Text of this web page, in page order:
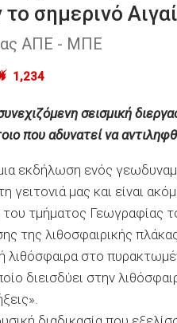
σηµερινό
ΑΠΕ - ΜΠΕ
1,234
σεισµική
που αδυνατεί να
εκδήλωση ενός
γειτονιά µας και είναι
τµήµατος Γεωγραφίας
της λιθοσφαιρικής
λιθόσφαιρα στο
διεισδύει στην